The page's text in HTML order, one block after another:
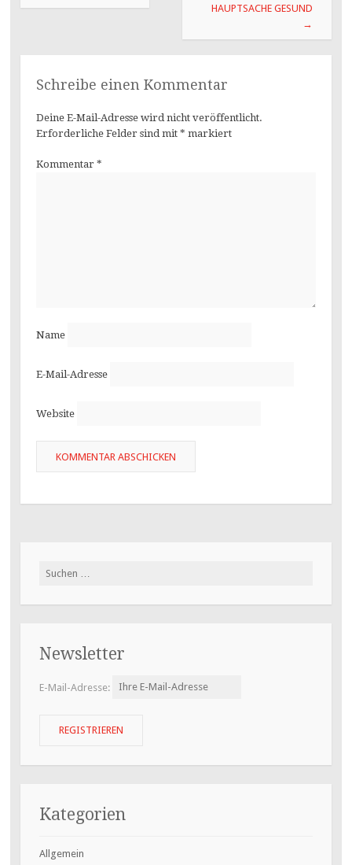
HAUPTSACHE GESUND
→
Schreibe einen Kommentar
Deine E-Mail-Adresse wird nicht veröffentlicht.
Erforderliche Felder sind mit * markiert
Kommentar *
Name
E-Mail-Adresse
Website
Suchen
Newsletter
E-Mail-Adresse:
Kategorien
Allgemein